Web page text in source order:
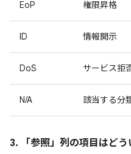
EoP 権限昇格
ID 情報開示
DoS サービス拒
N/A 該当する分
3. 「参照」 列の項目はどう